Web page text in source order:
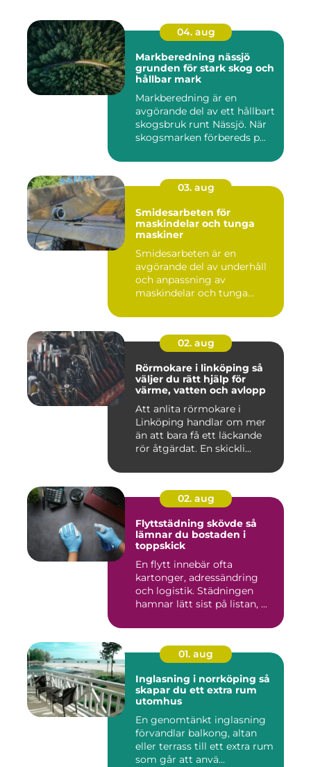
04. aug
Markberedning nässjö
grunden för stark skog och
hållbar mark
Markberedning är en
avgörande del av ett hållbart
skogsbruk runt Nässjö. När
skogsmarken förbereds p...
03. aug
Smidesarbeten för
maskindelar och tunga
maskiner
Smidesarbeten är en
avgörande del av underhåll
och anpassning av
maskindelar och tunga
02. aug
Rörmokare i linköping så
väljer du rätt hjälp för
värme, vatten och avlopp
Att anlita rörmokare i
Linköping handlar om mer
än att bara få ett läckande
rör åtgärdat. En skickli...
02. aug
Flyttstädning skövde så
lämnar du bostaden i
toppskick
En flytt innebär ofta
kartonger, adressändring
och logistik. Städningen
hamnar lätt sist på listan, ...
01. aug
Inglasning i norrköping så
skapar du ett extra rum
utomhus
En genomtänkt inglasning
förvandlar balkong, altan
eller terrass till ett extra rum
som går att anvä...